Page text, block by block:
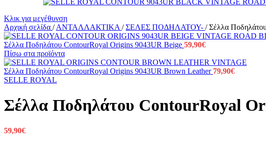
Κλικ για μεγέθυνση
Αρχική σελίδα / ΑΝΤΑΛΛΑΚΤΙΚΑ / ΣΕΛΕΣ ΠΟΔΗΛΑΤΟΥ- / Σέλλα
Σέλλα Ποδηλάτου ContourRoyal Origins 9043UR Beige 59,90€
Πίσω στα προϊόντα
Σέλλα Ποδηλάτου ContourRoyal Origins 9043UR Brown Leather 79,90€
SELLE ROYAL
Σέλλα Ποδηλάτου ContourRoyal
59,90€